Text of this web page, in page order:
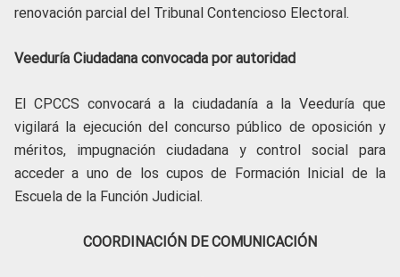
renovación parcial del Tribunal Contencioso Electoral.
Veeduría Ciudadana convocada por autoridad
El CPCCS convocará a la ciudadanía a la Veeduría que
vigilará la ejecución del concurso público de oposición y
méritos, impugnación ciudadana y control social para
acceder a uno de los cupos de Formación Inicial de la
Escuela de la Función Judicial.
COORDINACIÓN DE COMUNICACIÓN